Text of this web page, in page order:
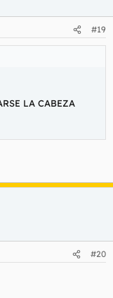
#19
LA CABEZA
#20